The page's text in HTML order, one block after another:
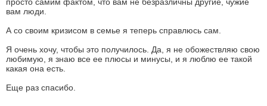
просто самим фактом, что вам не безразличны другие, чужие
вам люди.
А со своим кризисом в семье я теперь справлюсь сам.
Я очень хочу, чтобы это получилось. Да, я не обожествляю свою
любимую, я знаю все ее плюсы и минусы, и я люблю ее такой
какая она есть.
Еще раз спасибо.